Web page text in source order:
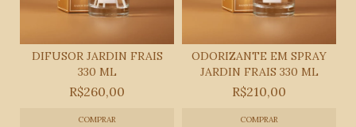
DIFUSOR JARDIN FRAIS
330 ML
R$260,00
ODORIZANTE EM SPRAY
JARDIN FRAIS 330 ML
R$210,00